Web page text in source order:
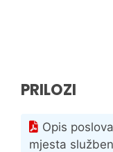
PRILOZI
Opis
mjesta